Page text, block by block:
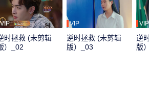
VIP
时拯救 (未剪辑
）_02
VIP
逆时拯救 (未剪辑
版）_03
VIP
逆
版